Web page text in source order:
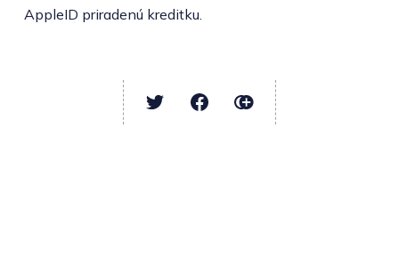
AppleID priradenú kreditku.